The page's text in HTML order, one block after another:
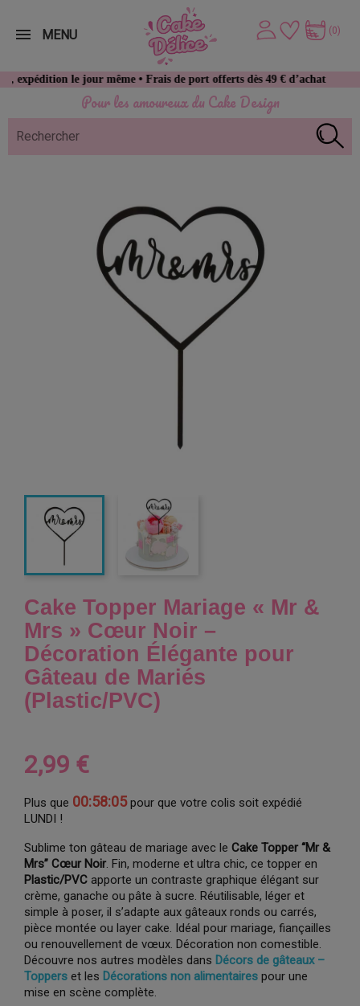
Pour les amoureux du Cake Design
le jour même • Frais de port offerts dès 49 € d’achat
(0)
MENU
Cake Topper Mariage « Mr &
Mrs » Cœur Noir –
Décoration Élégante pour
Gâteau de Mariés
(Plastic/PVC)
2,99 €
Plus que 00:58:04pour que votre colis soit expédié
LUNDI !
Sublime ton gâteau de mariage avec le Cake Topper “Mr &
Mrs” Cœur Noir. Fin, moderne et ultra chic, ce topper en
Plastic/PVC apporte un contraste graphique élégant sur
crème, ganache ou pâte à sucre. Réutilisable, léger et
simple à poser, il s’adapte aux gâteaux ronds ou carrés,
pièce montée ou layer cake. Idéal pour mariage, fiançailles
ou renouvellement de vœux. Décoration non comestible.
Découvre nos autres modèles dans Décors de gâteaux –
Toppers et les Décorations non alimentaires pour une
mise en scène complète.